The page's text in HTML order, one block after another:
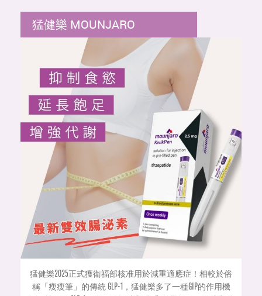
猛健樂 MOUNJARO
猛健樂2025正式獲衛福部核准用於減重適應症！相較於俗
稱「瘦瘦筆」的傳統 GLP-1，猛健樂多了一種GIP的作用機